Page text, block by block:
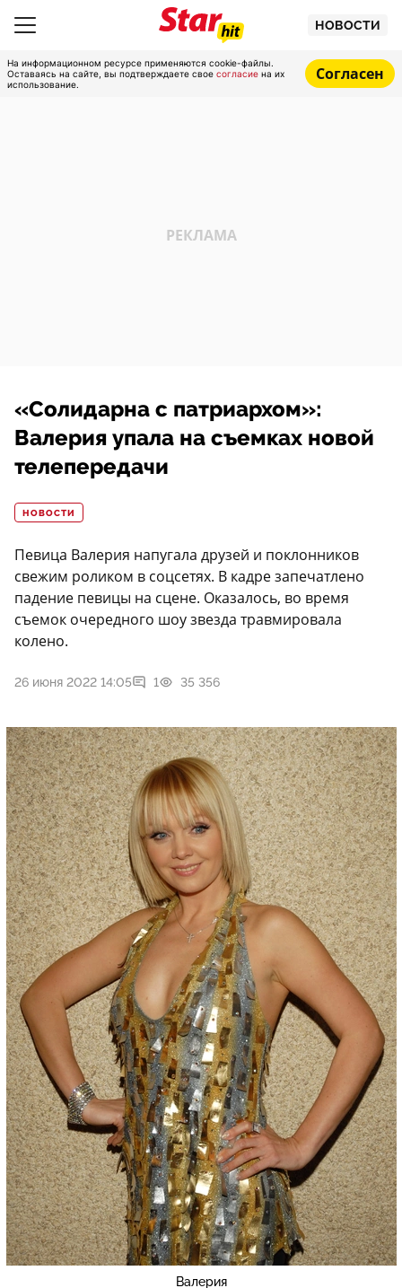
НОВОСТИ
На информационном ресурсе применяются cookie-файлы.
Оставаясь на сайте, вы подтверждаете свое согласие на их
использование.
Согласен
«Солидарна с патриархом»:
Валерия упала на съемках новой
телепередачи
НОВОСТИ
Певица Валерия напугала друзей и поклонников
свежим роликом в соцсетях. В кадре запечатлено
падение певицы на сцене. Оказалось, во время
съемок очередного шоу звезда травмировала
колено.
26 июня 2022 14:05 1 35 356
Валерия